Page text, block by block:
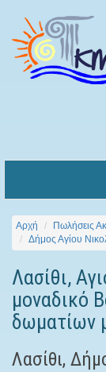
Αρχή Πωλήσεις
Δήμος Αγίου
Λασίθι,
μοναδικό
δωματίων
Λασίθι,